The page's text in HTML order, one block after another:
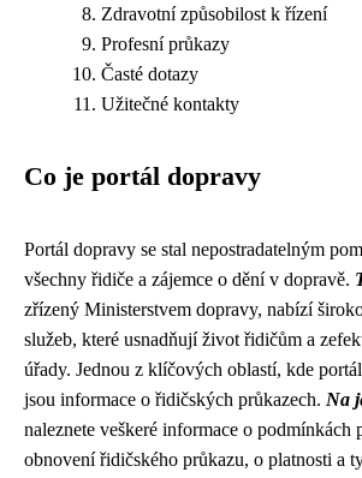
Zdravotní způsobilost k řízení
Profesní průkazy
Časté dotazy
Užitečné kontakty
Co je portál dopravy
Portál dopravy se stal nepostradatelným
všechny řidiče a zájemce o dění v dopravě.
zřízený Ministerstvem dopravy, nabízí
služeb, které usnadňují život řidičům a
úřady. Jednou z klíčových oblastí, kde
jsou informace o řidičských průkazech. Na
naleznete veškeré informace o podmínkách
obnovení řidičského průkazu, o platnosti a